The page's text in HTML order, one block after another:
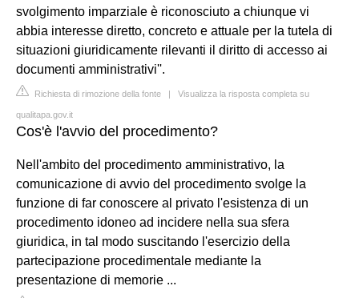
svolgimento imparziale è riconosciuto a chiunque vi
abbia interesse diretto, concreto e attuale per la tutela di
situazioni giuridicamente rilevanti il diritto di accesso ai
documenti amministrativi''.
Richiesta di rimozione della fonte | Visualizza la risposta completa su
qualitapa.gov.it
Cos'è l'avvio del procedimento?
Nell'ambito del procedimento amministrativo, la
comunicazione di avvio del procedimento svolge la
funzione di far conoscere al privato l'esistenza di un
procedimento idoneo ad incidere nella sua sfera
giuridica, in tal modo suscitando l'esercizio della
partecipazione procedimentale mediante la
presentazione di memorie ...